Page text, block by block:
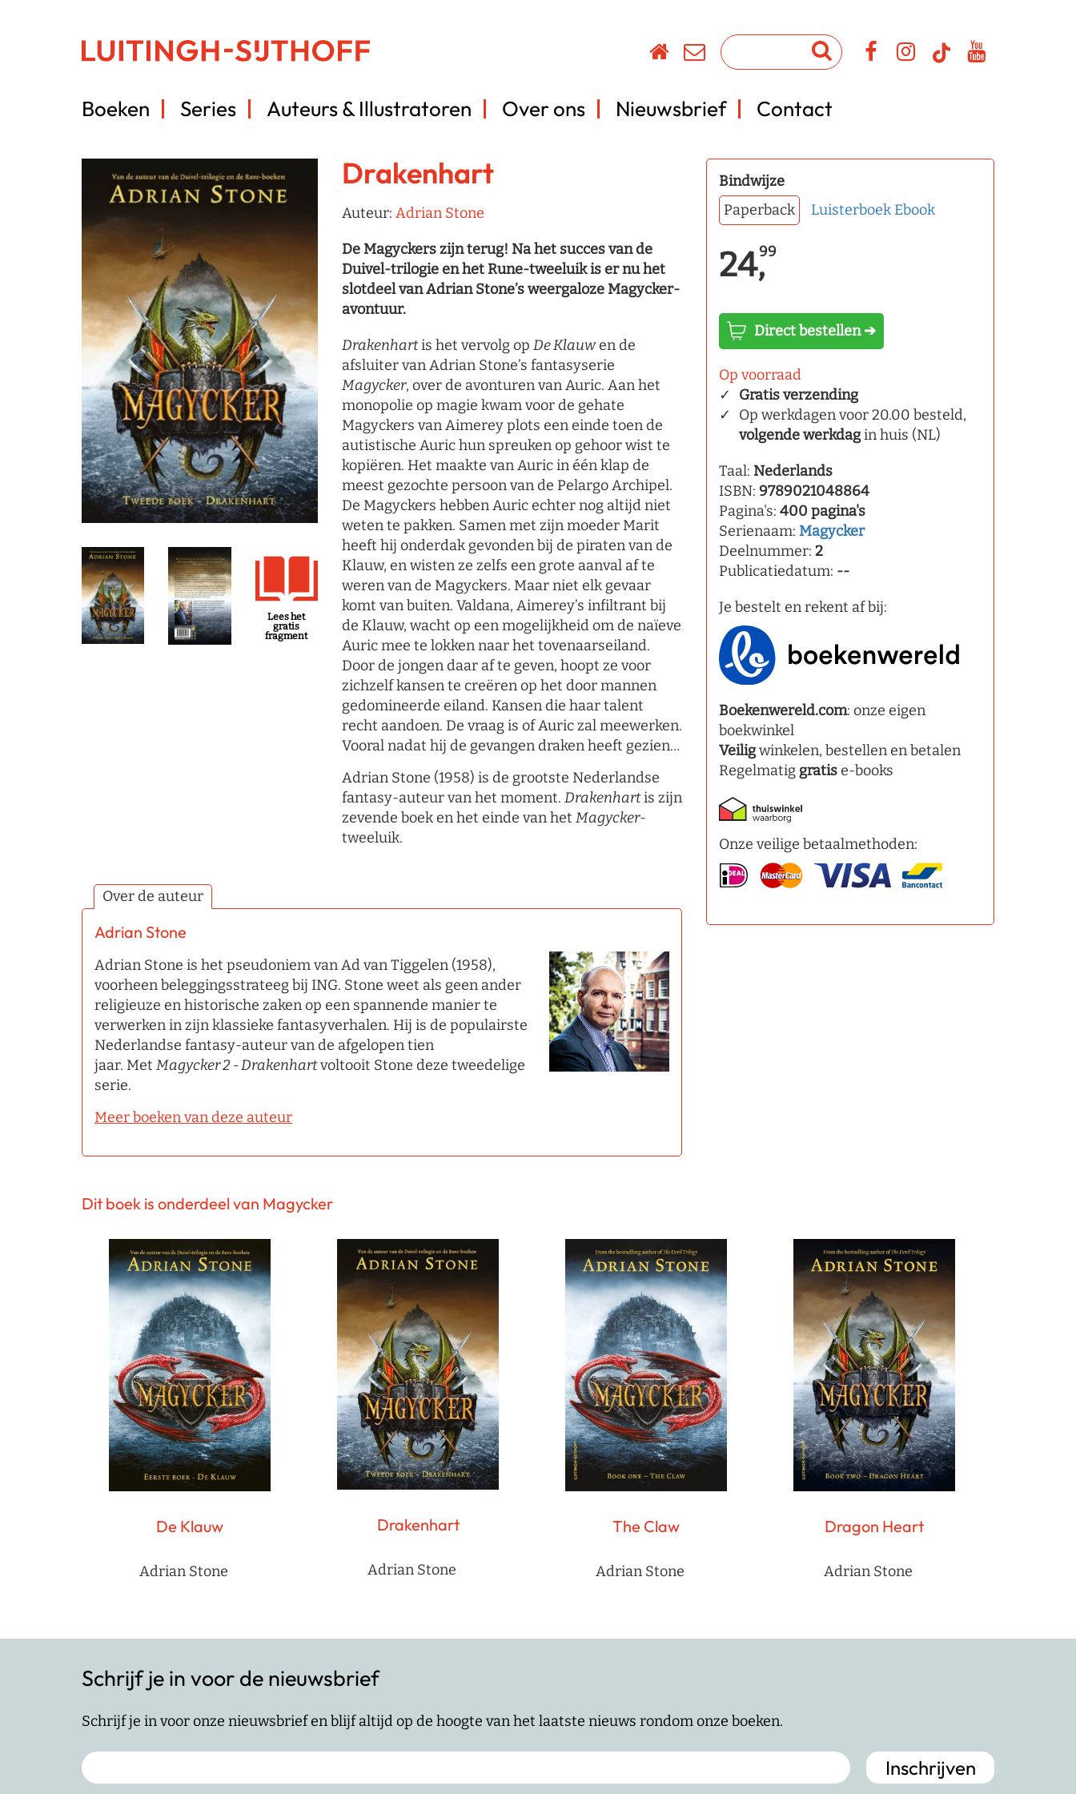
Boeken Series Auteurs & Illustratoren Over ons Nieuwsbrief Contact
Lees het
gratis
fragment
Drakenhart
Auteur: Adrian Stone
De Magyckers zijn terug! Na het succes van de
Duivel-trilogie en het Rune-tweeluik is er nu het
slotdeel van Adrian Stone’s weergaloze Magycker-
avontuur.
Drakenhartis het vervolg op De Klauwen de
afsluiter van Adrian Stone’s fantasyserie
Magycker, over de avonturen van Auric. Aan het
monopolie op magie kwam voor de gehate
Magyckers van Aimerey plots een einde toen de
autistische Auric hun spreuken op gehoor wist te
kopiëren. Het maakte van Auric in één klap de
meest gezochte persoon van de Pelargo Archipel.
De Magyckers hebben Auric echter nog altijd niet
weten te pakken. Samen met zijn moeder Marit
heeft hij onderdak gevonden bij de piraten van de
Klauw, en wisten ze zelfs een grote aanval af te
weren van de Magyckers. Maar niet elk gevaar
komt van buiten. Valdana, Aimerey’s infiltrant bij
de Klauw, wacht op een mogelijkheid om de naïeve
Auric mee te lokken naar het tovenaarseiland.
Door de jongen daar af te geven, hoopt ze voor
zichzelf kansen te creëren op het door mannen
gedomineerde eiland. Kansen die haar talent
recht aandoen. De vraag is of Auric zal meewerken.
Vooral nadat hij de gevangen draken heeft gezien…
Adrian Stone (1958) is de grootste Nederlandse
fantasy-auteur van het moment. Drakenhartis zijn
zevende boek en het einde van het Magycker-
tweeluik.
Over de auteur
Adrian Stone
Adrian Stone is het pseudoniem van Ad van Tiggelen (1958),
voorheen beleggingsstrateeg bij ING. Stone weet als geen ander
religieuze en historische zaken op een spannende manier te
verwerken in zijn klassieke fantasyverhalen. Hij is de populairste
Nederlandse fantasy-auteur van de afgelopen tien
jaar. Met Magycker 2 - Drakenhartvoltooit Stone deze tweedelige
serie.
Meer boeken van deze auteur
Bindwijze
Paperback
Luisterboek Ebook
24,99
Direct bestellen ➔
Op voorraad
Gratis verzending
Op werkdagen voor 20.00 besteld,
volgende werkdagin huis (NL)
Taal: Nederlands
ISBN: 9789021048864
Pagina's: 400 pagina's
Serienaam: Magycker
Deelnummer: 2
Publicatiedatum: --
Je bestelt en rekent af bij:
Boekenwereld.com: onze eigen
boekwinkel
Veiligwinkelen, bestellen en betalen
Regelmatig gratise-books
Onze veilige betaalmethoden:
Dit boek is onderdeel van Magycker
De Klauw
Adrian Stone
Drakenhart
Adrian Stone
The Claw
Adrian Stone
Dragon Heart
Adrian Stone
Schrijf je in voor de nieuwsbrief
Schrijf je in voor onze nieuwsbrief en blijf altijd op de hoogte van het laatste nieuws rondom onze boeken.